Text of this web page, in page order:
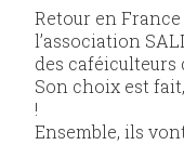
Retour en
l’association
des caféiculteurs
Son choix est
!
Ensemble, ils